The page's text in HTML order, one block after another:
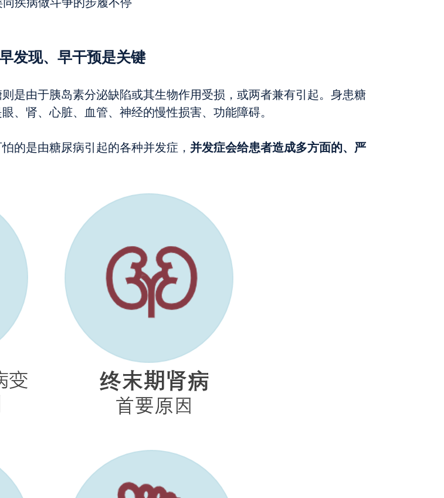
发现、早干预是关键
是由于胰岛素分泌缺陷或其生物作用受损，或两者兼有引起。身患糖
、肾、心脏、血管、神经的慢性损害、功能障碍。
的是由糖尿病引起的各种并发症， 并发症会给患者造成多方面的、严